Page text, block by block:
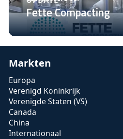
Fette Compacting
Markten
Europa
Verenigd Koninkrijk
Verenigde Staten (VS)
Canada
China
Internationaal